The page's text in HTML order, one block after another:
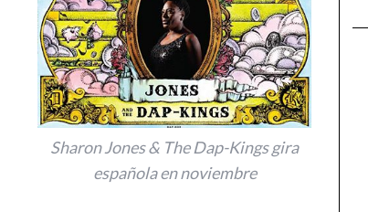
Sharon Jones & The Dap-Kings gira
española en noviembre